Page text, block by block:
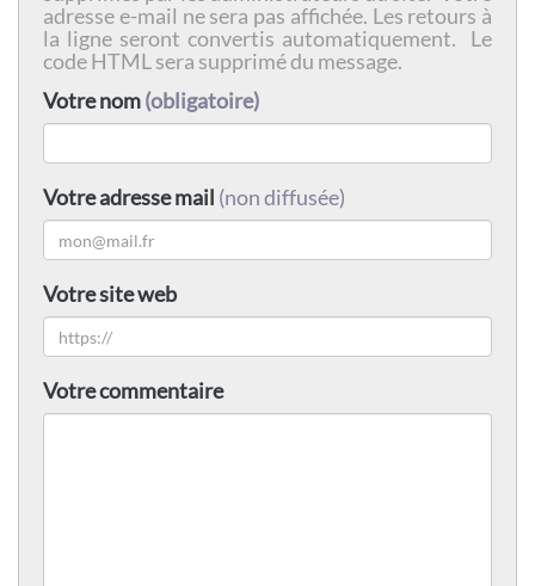
adresse e-mail ne sera pas affichée. Les retours à
la ligne seront convertis automatiquement. Le
code HTML sera supprimé du message.
Votre nom(obligatoire)
Votre adresse mail (non diffusée)
Votre site web
Votre commentaire